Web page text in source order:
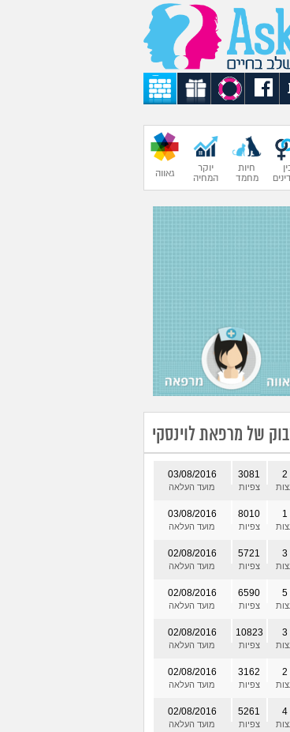
חיות
מחמד
יוקר
המחיה
גאווה
של מרפאת לוינסקי
03/08/2016
מועד העלאה
3081
צפיות
2
03/08/2016
מועד העלאה
8010
צפיות
1
02/08/2016
מועד העלאה
5721
צפיות
3
02/08/2016
מועד העלאה
6590
צפיות
5
02/08/2016
מועד העלאה
10823
צפיות
3
02/08/2016
מועד העלאה
3162
צפיות
2
02/08/2016
מועד העלאה
5261
צפיות
4